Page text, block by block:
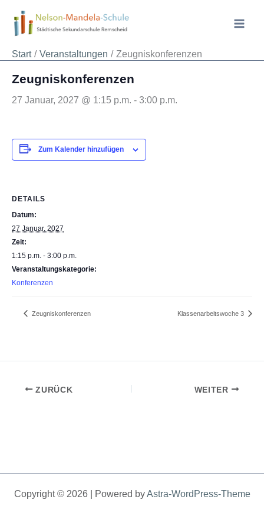
Inhalt
springen
Start
Veranstaltungen Zeugniskonferenzen
Zeugniskonferenzen
27 Januar, 2027 @ 1:15 p.m. - 3:00 p.m.
Zum Kalender hinzufügen
DETAILS
Datum:
27 Januar, 2027
Zeit:
1:15 p.m. - 3:00 p.m.
Veranstaltungskategorie:
Konferenzen
Zeugniskonferenzen Klassenarbeitswoche 3
ZURÜCK WEITER
Copyright © 2026 | Powered byAstra-WordPress-Theme